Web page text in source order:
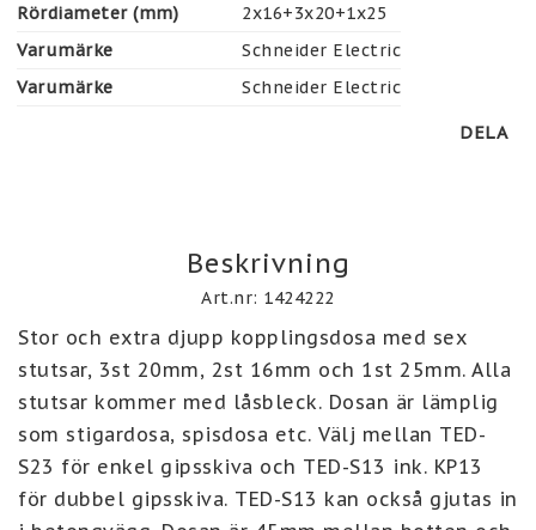
Rördiameter (mm)
2x16+3x20+1x25
Varumärke
Schneider Electric
Varumärke
Schneider Electric
DELA
Beskrivning
Art.nr: 1424222
Stor och extra djupp kopplingsdosa med sex
stutsar, 3st 20mm, 2st 16mm och 1st 25mm. Alla
stutsar kommer med låsbleck. Dosan är lämplig
som stigardosa, spisdosa etc. Välj mellan TED-
S23 för enkel gipsskiva och TED-S13 ink. KP13
för dubbel gipsskiva. TED-S13 kan också gjutas in